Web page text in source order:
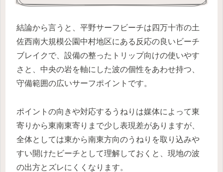
結論から言うと、平野サーフビーチは四万十市の土
佐西南大規模公園中村地区にある反応の良いビーチ
ブレイクで、設備の整ったトリップ向けの使いやす
さと、中央の岩を軸にした波の個性をあわせ持つ、
守備範囲の広いサーフポイントです。
ポイントの向きや対応するうねりは媒体によって東
寄りから東南東寄りまで少し表現差がありますが、
全体としては東から南東方向のうねりを取り込みや
すい開けたビーチとして理解しておくと、現地の波
の出方とズレにくくなります。